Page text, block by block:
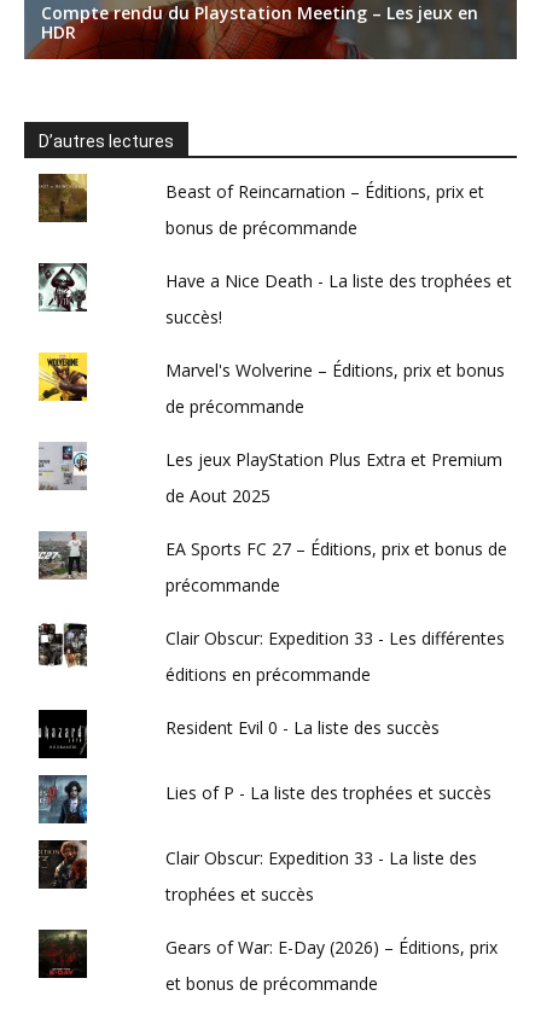
D’autres lectures
Beast of Reincarnation – Éditions, prix et
bonus de précommande
Have a Nice Death - La liste des trophées et
succès!
Marvel's Wolverine – Éditions, prix et bonus
de précommande
Les jeux PlayStation Plus Extra et Premium
de Aout 2025
EA Sports FC 27 – Éditions, prix et bonus de
précommande
Clair Obscur: Expedition 33 - Les différentes
éditions en précommande
Resident Evil 0 - La liste des succès
Lies of P - La liste des trophées et succès
Clair Obscur: Expedition 33 - La liste des
trophées et succès
Gears of War: E-Day (2026) – Éditions, prix
et bonus de précommande